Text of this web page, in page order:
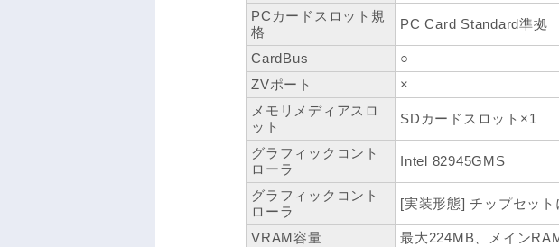
PCカードスロット規
格
PC Card Standard準拠
CardBus
○
ZVポート
×
メモリメディアスロ
ット
SDカードスロット×1
グラフィックコント
ローラ
Intel 82945GMS
グラフィックコント
ローラ
[実装形態] チップセット
VRAM容量
最大224MB、メイン